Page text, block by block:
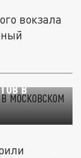
вокзала
в